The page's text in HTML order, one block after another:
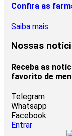
Confira as
Saiba mais
Nossas
Receba as
favorito de
Telegram
Whatsapp
Facebook
Entrar